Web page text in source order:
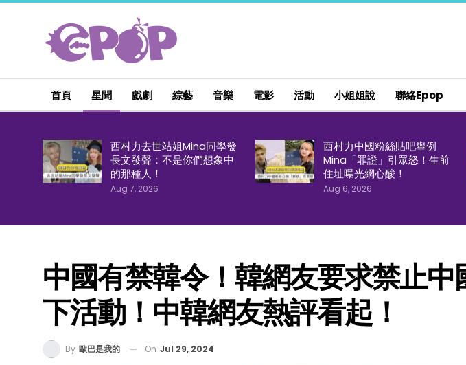
首頁 星聞 戲劇 綜藝 音樂 電影 活動 小姐姐說 聯絡epop
西村力去世站姐Mina同學發
長文發聲：不是你們想象中
的那種人！
Aug 7, 2026
西村力中國粉絲貼吧舉例
Mina「罪證」引眾怒！生前
住址曝光網心酸！
Aug 6, 2026
中國有禁韓令！韓網友要求禁止中
下活動！中韓網友熱評看起！
By 歐巴是我的 On Jul 29, 2024